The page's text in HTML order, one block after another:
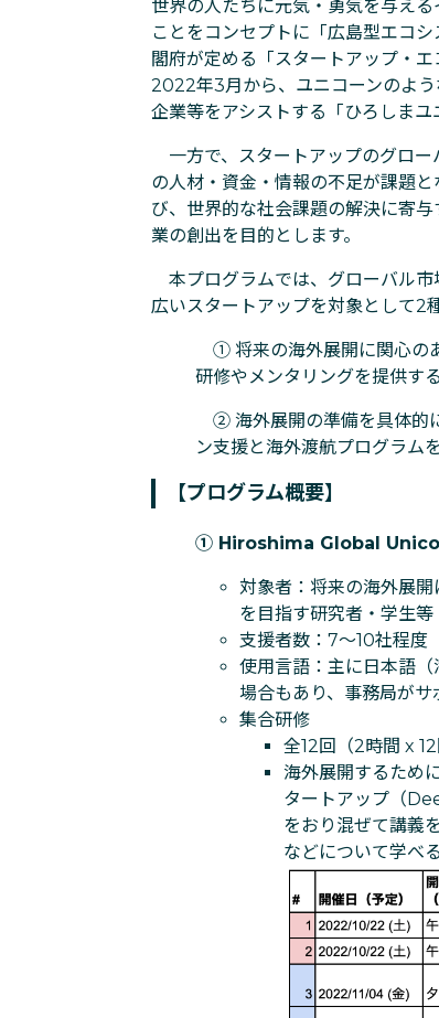
世界の人たちに元気・勇気を与え
ことをコンセプトに「広島型エコ
閣府が定める「スタートアップ・
2022年3月から、ユニコーンのよ
企業等をアシストする「ひろしまユ
一方で、スタートアップのグロー
の人材・資金・情報の不足が課題
び、世界的な社会課題の解決に寄
業の創出を目的とします。
本プログラムでは、グローバル市
広いスタートアップを対象として2
① 将来の海外展開に関心の
研修やメンタリングを提供する
② 海外展開の準備を具体的
ン支援と海外渡航プログラム
【プログラム概要】
① Hiroshima Global
対象者：将来の海外展
を目指す研究者・学生等
支援者数：7〜10社程度
使用言語：主に日本語
場合もあり、事務局がサ
集合研修
全12回（2時間 x
海外展開するため
タートアップ（
をおり混ぜて講義
などについて学べ